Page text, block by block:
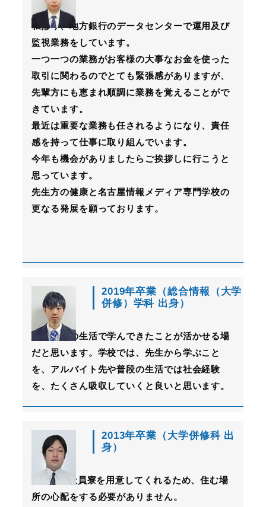
私は今、地方銀行のデータセンターで運用及び
監視業務をしています。
一つ一つの業務がお客様の大事なお金を使った
取引に関わるのでとても緊張感がありますが、
先輩方にも恵まれ順調に業務を覚えることがで
きています。
最近は重要な業務も任されるようになり、責任
感を持って仕事に取り組んでいます。
今年も機会がありましたらご挨拶しに行こうと
思っています。
先生方の健康と名古屋情報メディア専門学校の
更なる発展を願っております。
2019年卒業（総合情報（大学
併修）学科 出身）
これまでの生活で学んできたことが活かせる場
だと思います。学校では、先生から学ぶこと
を、アルバイト先や普段の生活では社会経験
を、たくさん吸収していくと良いと思います。
2013年卒業（大学併修科 出
身）
KSOLは社員寮を用意してくれるため、住む場
所の心配をする必要がありません。